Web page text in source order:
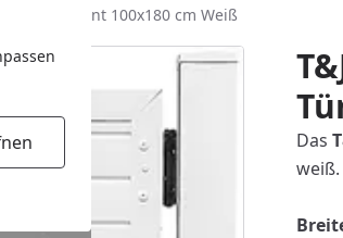
Türelement 100x180 cm Weiß
Das
weiß.